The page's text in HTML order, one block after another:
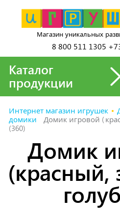
Магазин уникальных
8 800 511 1305
Каталог
продукции
Интернет магазин игрушек
домики
Домик игровой
(360)
Домик
(красный,